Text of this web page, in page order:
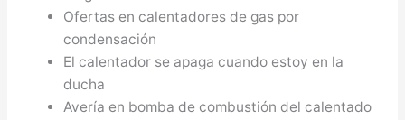
Ofertas en calentadores de gas por
condensación
El calentador se apaga cuando estoy en la
ducha
Avería en bomba de combustión del calentado